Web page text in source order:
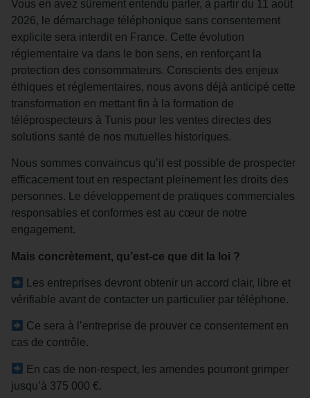
Vous en avez sûrement entendu parler, à partir du 11 août
2026, le démarchage téléphonique sans consentement
explicite sera interdit en France. Cette évolution
réglementaire va dans le bon sens, en renforçant la
protection des consommateurs. Conscients des enjeux
éthiques et réglementaires, nous avons déjà anticipé cette
transformation en mettant fin à la formation de
téléprospecteurs à Tunis pour les ventes directes des
solutions santé de nos mutuelles historiques.
Nous sommes convaincus qu’il est possible de prospecter
efficacement tout en respectant pleinement les droits des
personnes. Le développement de pratiques commerciales
responsables et conformes est au cœur de notre
engagement.
Mais concrètement, qu’est-ce que dit la loi ?
Les entreprises devront obtenir un accord clair, libre et
vérifiable avant de contacter un particulier par téléphone.
Ce sera à l’entreprise de prouver ce consentement en
cas de contrôle.
En cas de non-respect, les amendes pourront grimper
jusqu’à 375 000 €.